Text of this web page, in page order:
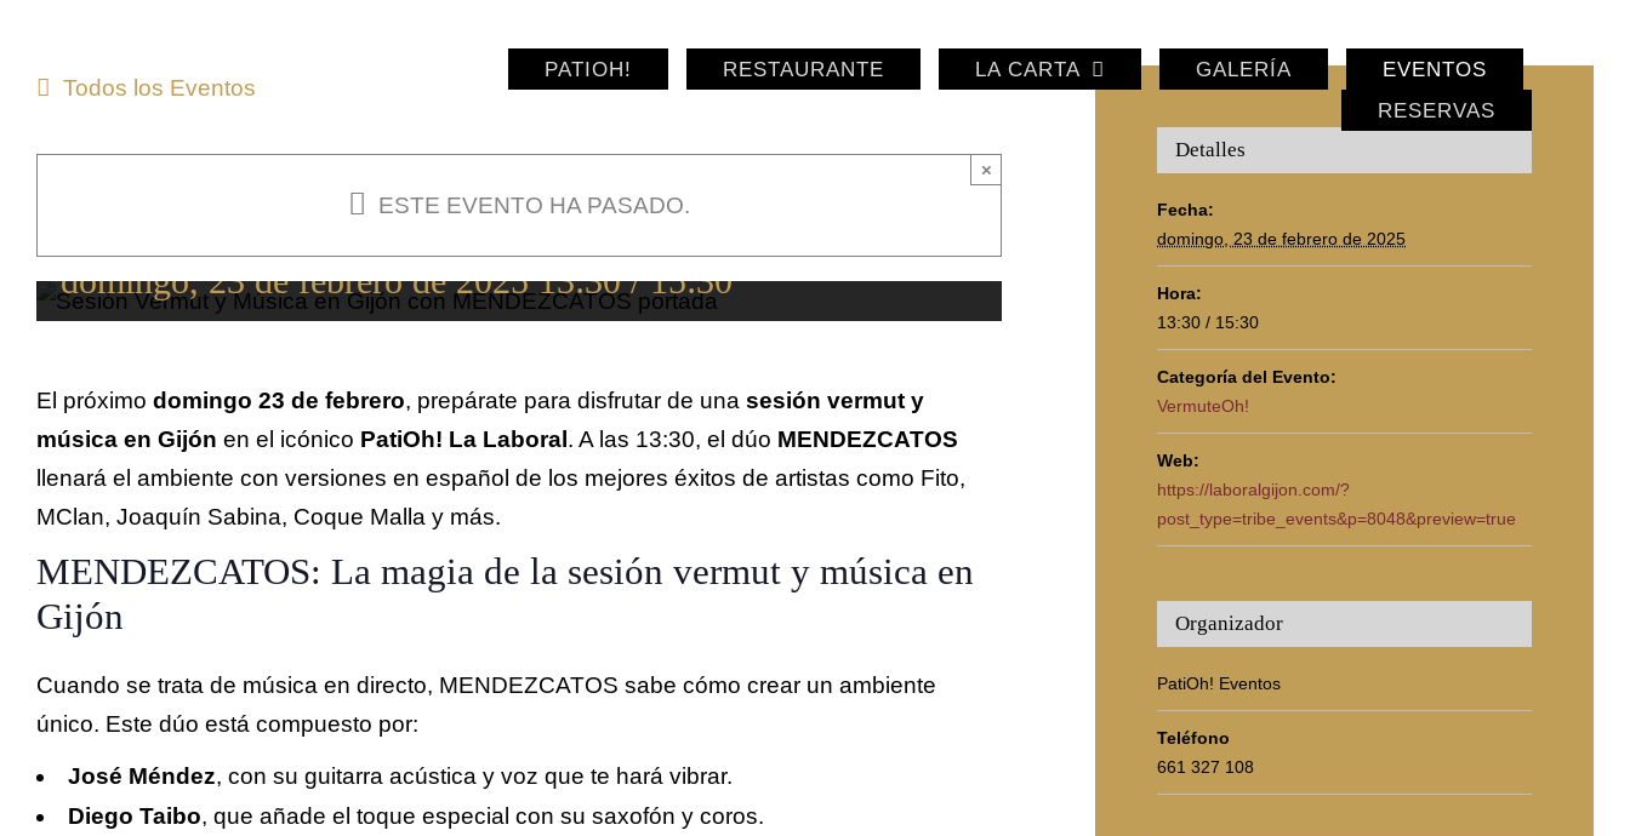
contenido
PATIOH! RESTAURANTE LA CARTA GALERÍA
EVENTOS
RESERVAS
Todos los Eventos
ESTE EVENTO HA PASADO.
×
domingo, 23 de febrero de 2025 13:30/15:30
El próximo domingo 23 de febrero, prepárate para disfrutar de una sesión vermut y
música en Gijón en el icónico PatiOh! La Laboral. A las 13:30, el dúo MENDEZCATOS
llenará el ambiente con versiones en español de los mejores éxitos de artistas como Fito,
MClan, Joaquín Sabina, Coque Malla y más.
MENDEZCATOS: La magia de la sesión vermut y música en
Gijón
Cuando se trata de música en directo, MENDEZCATOS sabe cómo crear un ambiente
único. Este dúo está compuesto por:
José Méndez, con su guitarra acústica y voz que te hará vibrar.
Diego Taibo, que añade el toque especial con su saxofón y coros.
Detalles
Fecha:
domingo, 23 de febrero de 2025
Hora:
13:30 / 15:30
Categoría del Evento:
VermuteOh!
Web:
https://laboralgijon.com/?
post_type=tribe_events&p=8048&preview=true
Organizador
PatiOh! Eventos
Teléfono
661 327 108